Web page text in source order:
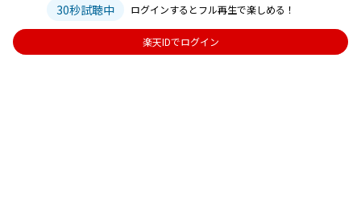
30秒試聴中 ログインするとフル再生で楽しめる！
楽天IDでログイン